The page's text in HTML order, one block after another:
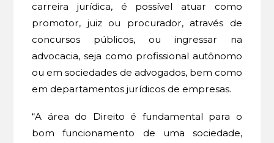
carreira jurídica, é possível atuar como
promotor, juiz ou procurador, através de
concursos públicos, ou ingressar na
advocacia, seja como profissional autônomo
ou em sociedades de advogados, bem como
em departamentos jurídicos de empresas.
“A área do Direito é fundamental para o
bom funcionamento de uma sociedade,